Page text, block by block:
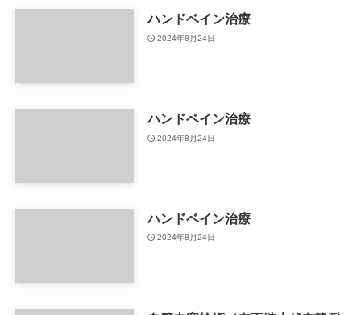
ハンドベイン治療
2024年8月24日
ハンドベイン治療
2024年8月24日
ハンドベイン治療
2024年8月24日